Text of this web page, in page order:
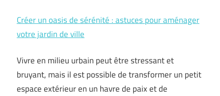
Créer un oasis de sérénité : astuces pour aménager
votre jardin de ville
Vivre en milieu urbain peut être stressant et
bruyant, mais il est possible de transformer un petit
espace extérieur en un havre de paix et de